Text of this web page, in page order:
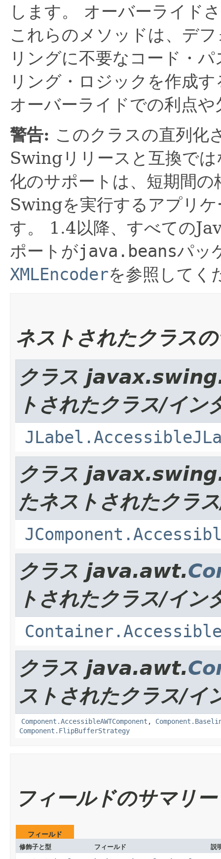
します。
オーバーライド
これらのメソッドは、デ
リングに不要なコード・
リング・ロジックを作成
オーバーライドでの利点
警告: このクラスの直列化
Swingリリースと互換で
化のサポートは、短期間
Swingを実行するアプリ
す。
1.4以降、すべての
ポートがjava.beansパッ
XMLEncoderを参照してく
ネストされたクラス
クラス
トされたクラス/イン
クラス
たネストされたクラ
クラス java.awt.
トされたクラス/イン
クラス java.awt.
ストされたクラス/イ
Component.AccessibleAWTComponent ,
Component.FlipBufferStrategy
フィールドのサマリー
フィールド
修飾子と型 フィールド 説